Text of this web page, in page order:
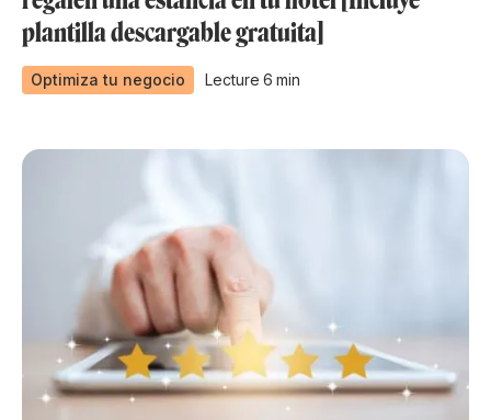
plantilla descargable gratuita]
Optimiza tu negocio Lecture 6 min